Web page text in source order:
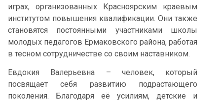
играх, организованных Красноярским краевым
институтом повышения квалификации. Они также
становятся постоянными участниками школы
молодых педагогов Ермаковского района, работая
в тесном сотрудничестве со своим наставником.
Евдокия Валерьевна – человек, который
посвящает себя развитию подрастающего
поколения. Благодаря её усилиям, детские и